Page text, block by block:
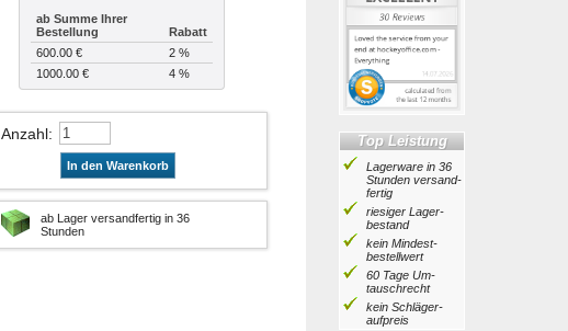
ab Summe Ihrer
Bestellung
Rabatt
600.00 €
2 %
1000.00 €
4 %
Anzahl:
In den Warenkorb
ab Lager versandfertig in 36
Stunden
Top Leistung
Lagerware in 36
Stunden ver­sand­
fertig
riesiger Lager­
bestand
kein Mindest­
bestell­wert
60 Tage Um­
tausch­recht
kein Schläger­
aufpreis